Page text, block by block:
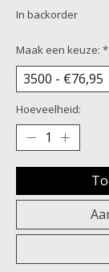
In backorder
Maak een keuze: *
Hoeveelheid: